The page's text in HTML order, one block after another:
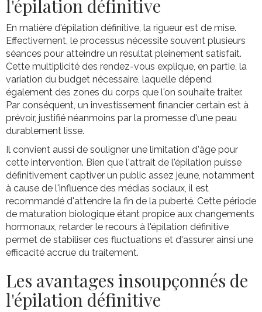
l'épilation définitive
En matière d'épilation définitive, la rigueur est de mise.
Effectivement, le processus nécessite souvent plusieurs
séances pour atteindre un résultat pleinement satisfait.
Cette multiplicité des rendez-vous explique, en partie, la
variation du budget nécessaire, laquelle dépend
également des zones du corps que l'on souhaite traiter.
Par conséquent, un investissement financier certain est à
prévoir, justifié néanmoins par la promesse d'une peau
durablement lisse.
Il convient aussi de souligner une limitation d'âge pour
cette intervention. Bien que l'attrait de l'épilation puisse
définitivement captiver un public assez jeune, notamment
à cause de l'influence des médias sociaux, il est
recommandé d'attendre la fin de la puberté. Cette période
de maturation biologique étant propice aux changements
hormonaux, retarder le recours à l'épilation définitive
permet de stabiliser ces fluctuations et d'assurer ainsi une
efficacité accrue du traitement.
Les avantages insoupçonnés de
l'épilation définitive